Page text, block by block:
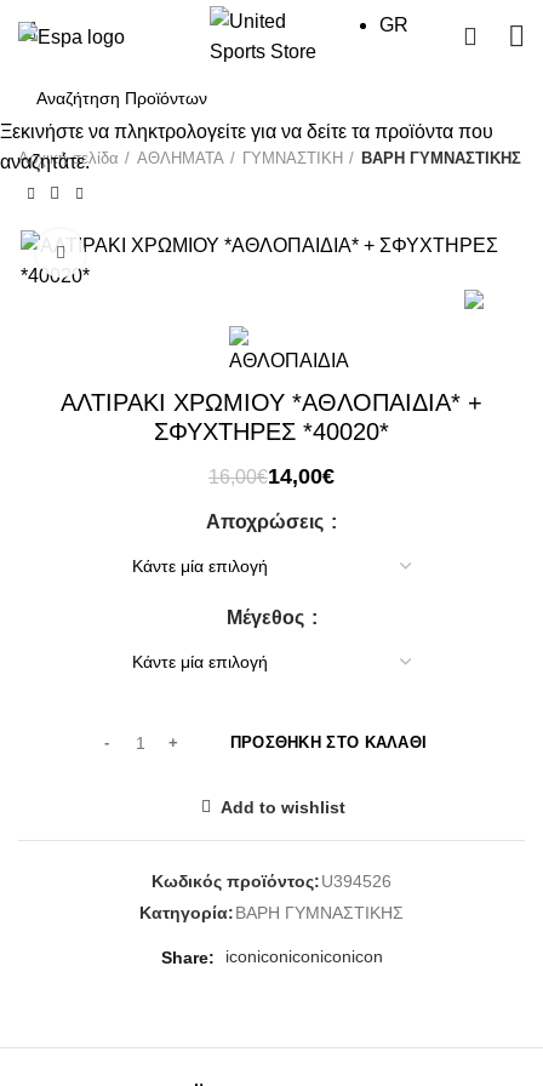
GR
Αρχική σελίδα ΑΘΛΗΜΑΤΑ ΓΥΜΝΑΣΤΙΚΗ ΒΑΡΗ ΓΥΜΝΑΣΤΙΚΗΣ
Click to enlarge
ΑΛΤΙΡΑΚΙ ΧΡΩΜΙΟΥ *ΑΘΛΟΠΑΙΔΙΑ* +
ΣΦΥΧΤΗΡΕΣ *40020*
16,00€Original
was:
14,00€Η
τιμή
14,00€.
Αποχρώσεις
Μέγεθος
ΠΡΟΣΘΉΚΗ ΣΤΟ ΚΑΛΆΘΙ
Add to wishlist
Κωδικός προϊόντος:U394526
Κατηγορία:ΒΑΡΗ ΓΥΜΝΑΣΤΙΚΗΣ
Share iconiconiconiconicon
Ξεκινήστε να πληκτρολογείτε για να δείτε τα προϊόντα που
αναζητάτε.